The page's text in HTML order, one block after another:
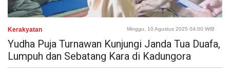
Kerakyatan Minggu, 10 Agustus 2025 04:00 WIB
Yudha Puja Turnawan Kunjungi Janda Tua Duafa,
Lumpuh dan Sebatang Kara di Kadungora